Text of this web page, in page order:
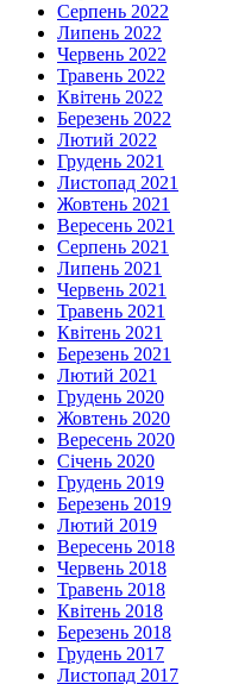
Серпень 2022
Липень 2022
Червень 2022
Травень 2022
Квітень 2022
Березень 2022
Лютий 2022
Грудень 2021
Листопад 2021
Жовтень 2021
Вересень 2021
Серпень 2021
Липень 2021
Червень 2021
Травень 2021
Квітень 2021
Березень 2021
Лютий 2021
Грудень 2020
Жовтень 2020
Вересень 2020
Січень 2020
Грудень 2019
Березень 2019
Лютий 2019
Вересень 2018
Червень 2018
Травень 2018
Квітень 2018
Березень 2018
Грудень 2017
Листопад 2017